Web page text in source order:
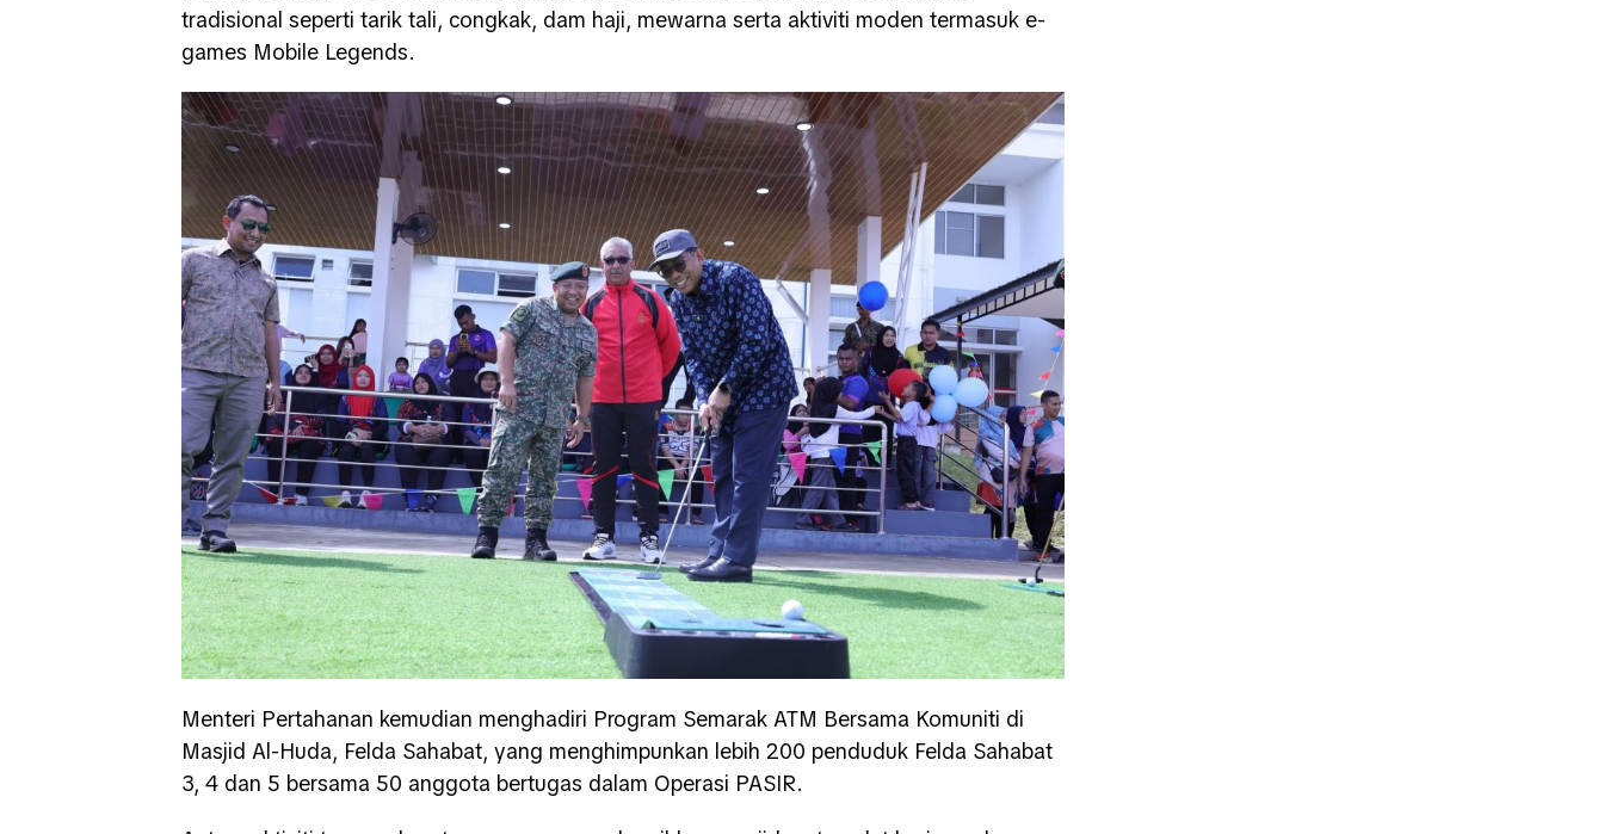
tradisional seperti tarik tali, congkak, dam haji, mewarna serta aktiviti moden termasuk e-
games Mobile Legends.
Menteri Pertahanan kemudian menghadiri Program Semarak ATM Bersama Komuniti di
Masjid Al-Huda, Felda Sahabat, yang menghimpunkan lebih 200 penduduk Felda Sahabat
3, 4 dan 5 bersama 50 anggota bertugas dalam Operasi PASIR.